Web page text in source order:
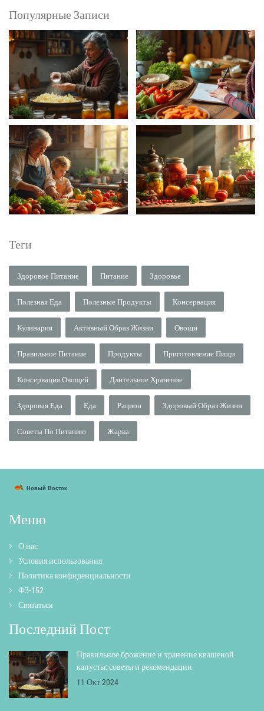
Популярные Записи
Теги
Здоровое Питание Питание Здоровье
Полезная Еда Полезные Продукты Консервация
Кулинария Активный Образ Жизни Овощи
Правильное Питание Продукты Приготовление Пищи
Консервация Овощей Длительное Хранение
Здоровая Еда Еда Рацион Здоровый Образ Жизни
Советы По Питанию Жарка
Меню
О нас
Условия использования
Политика конфиденциальности
ФЗ-152
Связаться
Последний Пост
Правильное брожение и хранение квашеной
капусты: советы и рекомендации
11 Окт 2024